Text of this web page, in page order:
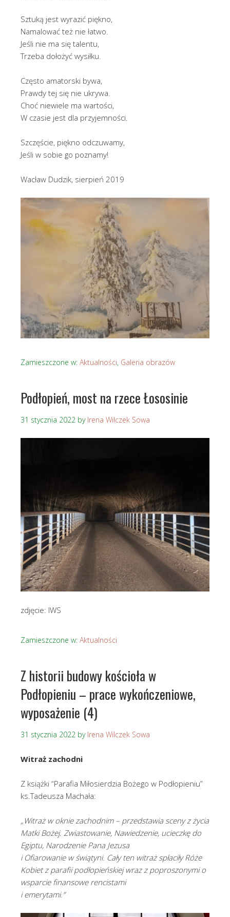
Sztuką jest wyrazić piękno,
Namalować też nie łatwo.
Jeśli nie ma się talentu,
Trzeba dołożyć wysiłku.
Często amatorski bywa,
Prawdy tej się nie ukrywa.
Choć niewiele ma wartości,
W czasie jest dla przyjemności.
Szczęście, piękno odczuwamy,
Jeśli w sobie go poznamy!
Wacław Dudzik, sierpień 2019
Zamieszczone w: Aktualności, Galeria obrazów
Podłopień, most na rzece Łososinie
31 stycznia 2022 by Irena Wilczek Sowa
zdjęcie: IWS
Zamieszczone w: Aktualności
Z historii budowy kościoła w
Podłopieniu – prace wykończeniowe,
wyposażenie (4)
31 stycznia 2022 by Irena Wilczek Sowa
Witraż zachodni
Z książki “Parafia Miłosierdzia Bożego w Podłopieniu”
ks.Tadeusza Machała:
„Witraż w oknie zachodnim – przedstawia sceny z życia
Matki Bożej. Zwiastowanie, Nawiedzenie, ucieczkę do
Egiptu, Narodzenie Pana Jezusa
i Ofiarowanie w świątyni. Cały ten witraż spłaciły Róże
Kobiet z parafii podłopieńskiej wraz z poproszonymi o
wsparcie finansowe rencistami
i emerytami.”